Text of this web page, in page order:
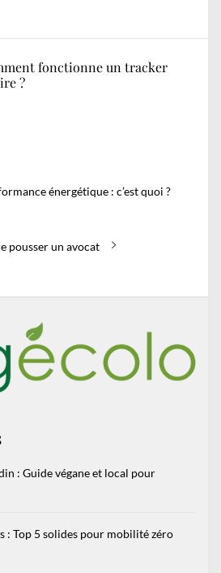
fonctionne un tracker
?
énergétique : c’est quoi ?
pousser un avocat
: Guide végane et local pour
: Top 5 solides pour mobilité zéro